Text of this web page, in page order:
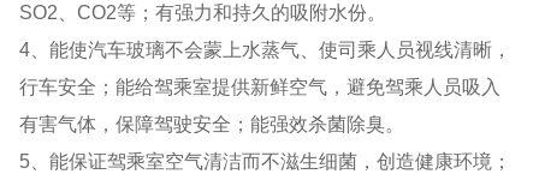
SO2、CO2等；有强力和持久的吸附水份。
4、能使汽车玻璃不会蒙上水蒸气、使司乘人员视线清晰，
行车安全；能给驾乘室提供新鲜空气，避免驾乘人员吸入
有害气体，保障驾驶安全；能强效杀菌除臭。
5、能保证驾乘室空气清洁而不滋生细菌，创造健康环境；